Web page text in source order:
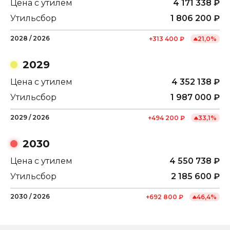
Цена с утилем 4 171 338 ₽
Утильсбор
1 806 200 ₽
2028 / 2026 +313 400 ₽ 21,0%
2029
Цена с утилем 4 352 138 ₽
Утильсбор
1 987 000 ₽
2029 / 2026 +494 200 ₽ 33,1%
2030
Цена с утилем 4 550 738 ₽
Утильсбор
2 185 600 ₽
2030 / 2026 +692 800 ₽ 46,4%